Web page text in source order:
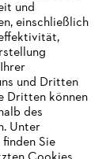
und
einschließlich
und Dritten
Dritten können
des
Unter
Sie